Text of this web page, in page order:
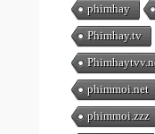
phimhay
Phimhay.tv
phimmoi.net
phimmoi.zzz